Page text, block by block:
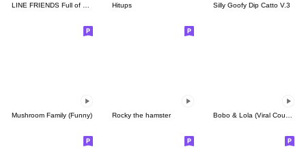
Hitups Silly Goofy Dip Catto V.3
Mushroom Family (Funny) Rocky the hamster